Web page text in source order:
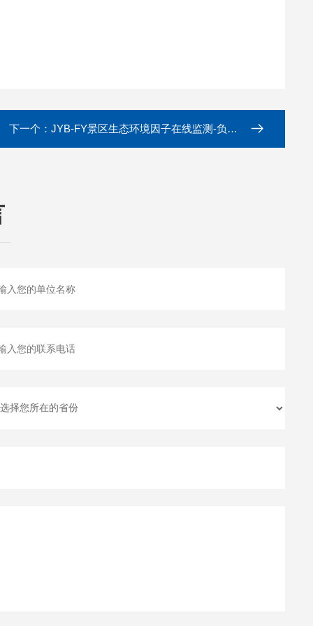
下一个： JYB-FY景区生态环境因子在线监测-负氧离子监测站